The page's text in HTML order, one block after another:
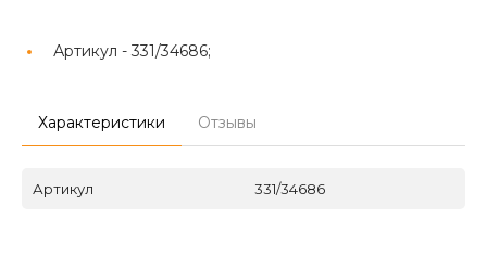
Артикул - 331/34686;
Характеристики Отзывы
Артикул 331/34686